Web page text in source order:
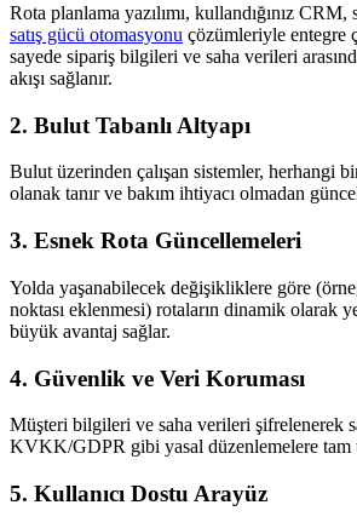
Rota planlama yazılımı, kullandığınız
satış gücü otomasyonu çözümleriyle entegre
sayede sipariş bilgileri ve saha verileri
akışı sağlanır.
2. Bulut Tabanlı Altyapı
Bulut üzerinden çalışan sistemler, herhangi
olanak tanır ve bakım ihtiyacı olmadan
3. Esnek Rota Güncellemeleri
Yolda yaşanabilecek değişikliklere göre
noktası eklenmesi) rotaların dinamik olarak
büyük avantaj sağlar.
4. Güvenlik ve Veri Koruması
Müşteri bilgileri ve saha verileri şifrelenerek
KVKK/GDPR gibi yasal düzenlemelere tam
5. Kullanıcı Dostu Arayüz